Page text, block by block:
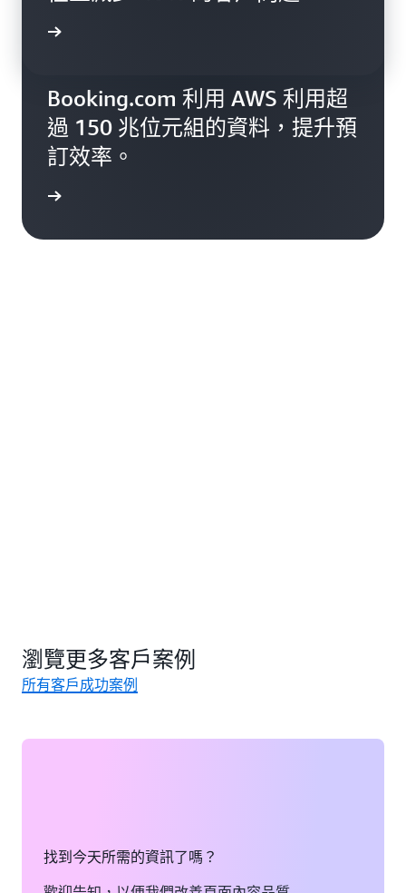
Booking.com 利用 AWS 利用超
過 150 兆位元組的資料，提升預
訂效率。
瀏覽更多客戶案例
所有客戶成功案例
找到今天所需的資訊了嗎？